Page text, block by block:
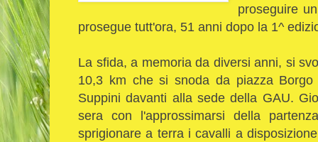
proseguire
prosegue tutt'ora, 51 anni dopo la 1^
La sfida, a memoria da diversi anni, si
10,3 km che si snoda da piazza
Suppini davanti alla sede della GAU.
sera con l'approssimarsi della
sprigionare a terra i cavalli a